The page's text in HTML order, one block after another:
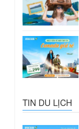
TIN DU LỊCH